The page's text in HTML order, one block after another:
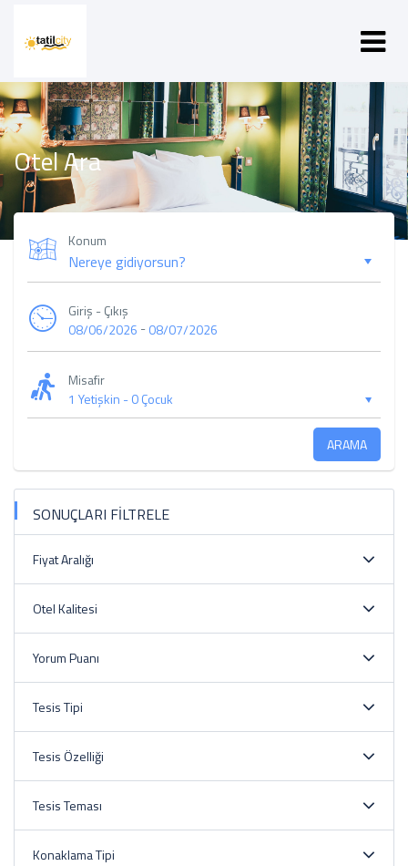
Otel Ara
Konum
Giriş - Çıkış
08/06/2026 -08/07/2026
Misafir
1 Yetişkin -0 Çocuk
ARAMA
SONUÇLARI FİLTRELE
Fiyat Aralığı
Otel Kalitesi
Yorum Puanı
Tesis Tipi
Tesis Özelliği
Tesis Teması
Konaklama Tipi